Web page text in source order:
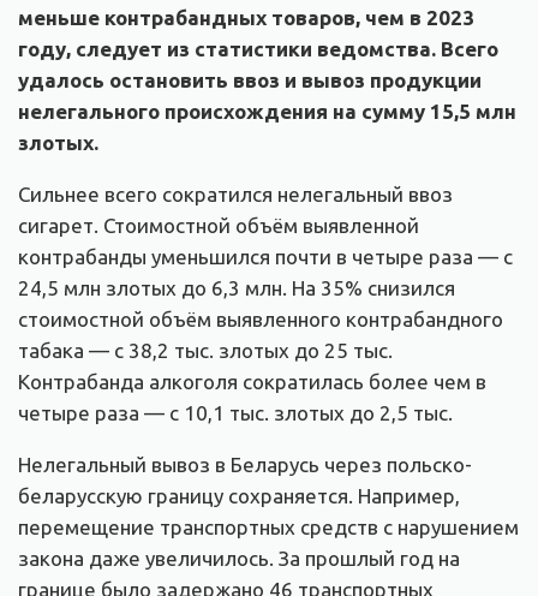
меньше контрабандных товаров, чем в 2023
году, следует из статистики ведомства. Всего
удалось остановить ввоз и вывоз продукции
нелегального происхождения на сумму 15,5 млн
злотых.
Сильнее всего сократился нелегальный ввоз
сигарет. Стоимостной объём выявленной
контрабанды уменьшился почти в четыре раза — с
24,5 млн злотых до 6,3 млн. На 35% снизился
стоимостной объём выявленного контрабандного
табака — с 38,2 тыс. злотых до 25 тыс.
Контрабанда алкоголя сократилась более чем в
четыре раза — с 10,1 тыс. злотых до 2,5 тыс.
Нелегальный вывоз в Беларусь через польско-
беларусскую границу сохраняется. Например,
перемещение транспортных средств с нарушением
закона даже увеличилось. За прошлый год на
границе было задержано 46 транспортных